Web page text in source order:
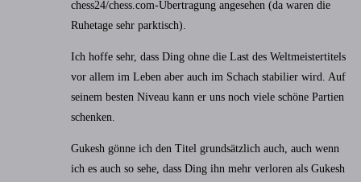
chess24/chess.com-Übertragung angesehen (da waren die
Ruhetage sehr parktisch).
Ich hoffe sehr, dass Ding ohne die Last des Weltmeistertitels
vor allem im Leben aber auch im Schach stabilier wird. Auf
seinem besten Niveau kann er uns noch viele schöne Partien
schenken.
Gukesh gönne ich den Titel grundsätzlich auch, auch wenn
ich es auch so sehe, dass Ding ihn mehr verloren als Gukesh